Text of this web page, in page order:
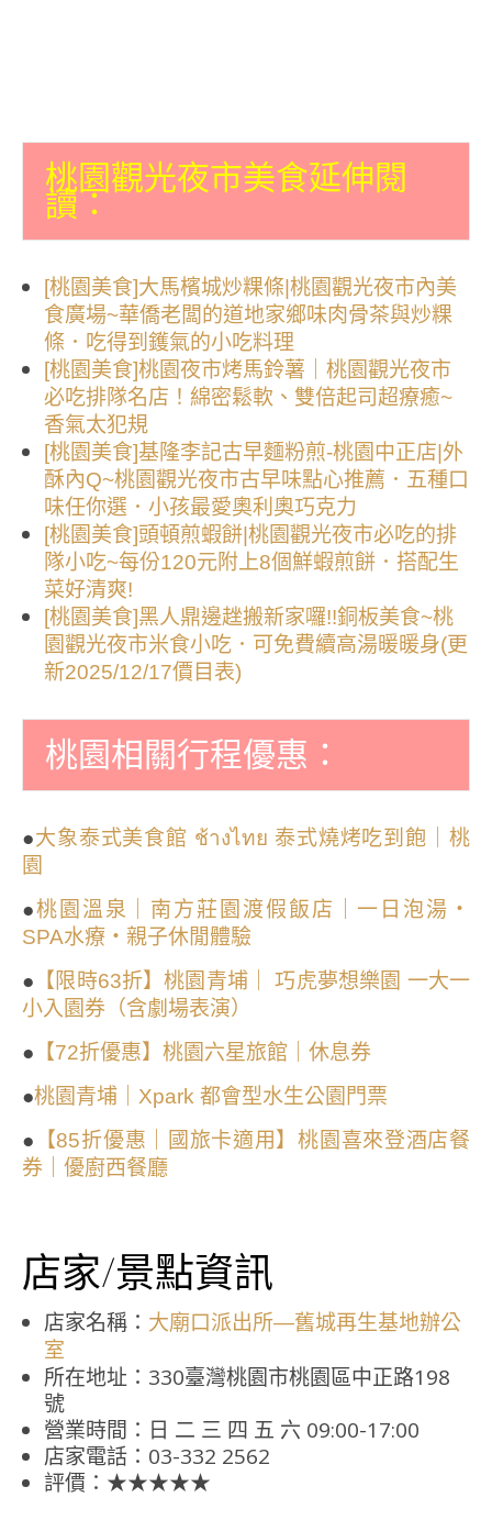
桃園觀光夜市美食延伸閱
讀：
[桃園美食]大馬檳城炒粿條|桃園觀光夜市內美
食廣場~華僑老闆的道地家鄉味肉骨茶與炒粿
條．吃得到鑊氣的小吃料理
[桃園美食]桃園夜市烤馬鈴薯｜桃園觀光夜市
必吃排隊名店！綿密鬆軟、雙倍起司超療癒~
香氣太犯規
[桃園美食]基隆李記古早麵粉煎-桃園中正店|外
酥內Q~桃園觀光夜市古早味點心推薦．五種口
味任你選．小孩最愛奧利奧巧克力
[桃園美食]頭頓煎蝦餅|桃園觀光夜市必吃的排
隊小吃~每份120元附上8個鮮蝦煎餅．搭配生
菜好清爽!
[桃園美食]黑人鼎邊趖搬新家囉!!銅板美食~桃
園觀光夜市米食小吃．可免費續高湯暖暖身(更
新2025/12/17價目表)
桃園相關行程優惠：
●大象泰式美食館 ช้างไทย 泰式燒烤吃到飽｜桃
園
●桃園溫泉｜南方莊園渡假飯店｜一日泡湯・
SPA水療・親子休閒體驗
● 【限時63折】桃園青埔｜ 巧虎夢想樂園 一大一
小入園券（含劇場表演）
● 【72折優惠】桃園六星旅館｜休息券
●桃園青埔｜Xpark 都會型水生公園門票
● 【85折優惠｜國旅卡適用】桃園喜來登酒店餐
券｜優廚西餐廳
店家/景點資訊
店家名稱： 大廟口派出所—舊城再生基地辦公
室
所在地址：330臺灣桃園市桃園區中正路198
號
營業時間：日 二 三 四 五 六 09:00-17:00
店家電話：03-332 2562
評價：★★★★★